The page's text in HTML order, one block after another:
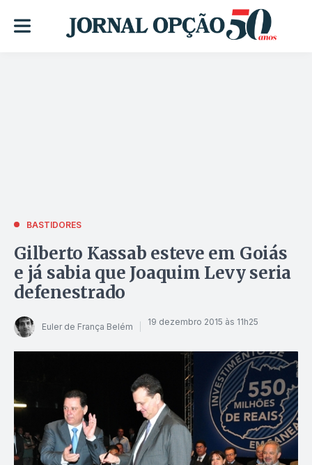
BASTIDORES
Gilberto Kassab esteve em Goiás
e já sabia que Joaquim Levy seria
defenestrado
Euler de França Belém 19 dezembro 2015 às 11h25